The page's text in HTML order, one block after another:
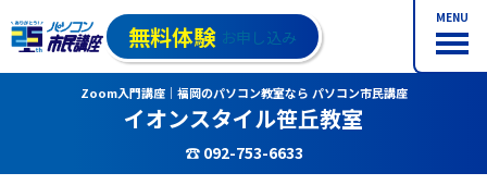
MENU
無料体験 お申し込み
Zoom入門講座｜福岡のパソコン教室なら パソコン市民講座
イオンスタイル笹丘教室
☎ 092-753-6633